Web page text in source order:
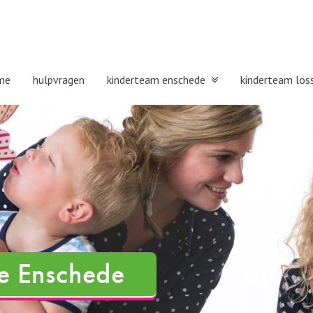
hulpvragen kinderteam enschede kinderteam
Enschede